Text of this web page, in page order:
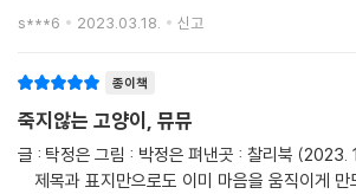
다.[6학년 아들의 서평]주인공 고양이 이름은 뮤
다.
s***6 2023.03.18. 신고
종이책
죽지않는 고양이, 뮤뮤
글 : 탁정은 그림 : 박정은 펴낸곳 : 찰리북 (2023. 1 발행)